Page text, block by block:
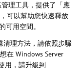
理工具，提供了「應
可以幫助您快速釋放
可用空間。
清理方法，請依照步驟
在 Windows Server
用，請升級到